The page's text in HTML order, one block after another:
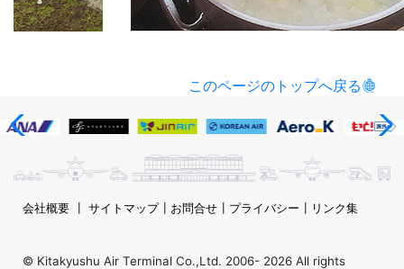
このページのトップへ戻る
会社概要 サイトマップ┃ お問合せ プライバシー リンク集
© Kitakyushu Air Terminal Co.,Ltd. 2006- 2026 All rights